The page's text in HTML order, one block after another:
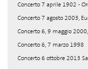
Concerto 7 aprile 1902 -
Concerto 7 agosto 2003,
Concerto 6, 9 maggio
Concerto 6, 7 marzo 1998
Concerto 6 ottobre 2013